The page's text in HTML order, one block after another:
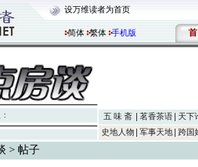
设万维读者为首页
简体 繁体 手机版 首
五 味 斋 茗香茶语
天下
史地人物
军事天地 跨国
> 帖子